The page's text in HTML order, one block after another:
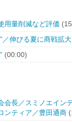
用量削減など評価
／伸びる夏に商戦拡大
(00:00)
会長／スミノエイン
ンティア／豊田通商